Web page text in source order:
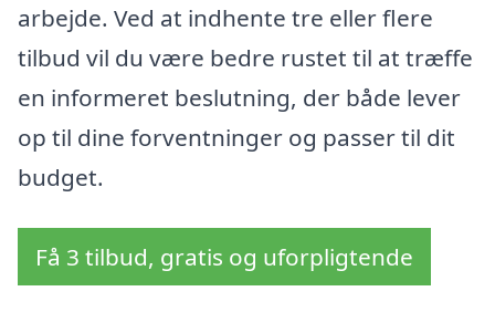
arbejde. Ved at indhente tre eller flere
tilbud vil du være bedre rustet til at træffe
en informeret beslutning, der både lever
op til dine forventninger og passer til dit
budget.
Få 3 tilbud, gratis og uforpligtende